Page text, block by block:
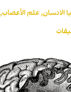
الانسان, علم الأعصاب,